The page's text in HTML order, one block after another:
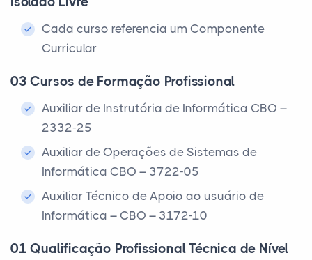
Cada curso referencia um Componente
Curricular
03 Cursos de Formação Profissional
Auxiliar de Instrutória de Informática CBO –
2332-25
Auxiliar de Operações de Sistemas de
Informática CBO – 3722-05
Auxiliar Técnico de Apoio ao usuário de
Informática – CBO – 3172-10
01 Qualificação Profissional Técnica de Nível